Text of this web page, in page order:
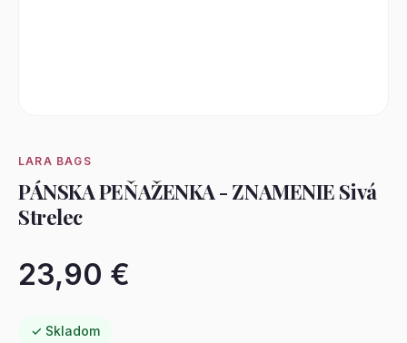
LARA BAGS
PÁNSKA PEŇAŽENKA - ZNAMENIE Sivá
Strelec
23,90 €
✓ Skladom